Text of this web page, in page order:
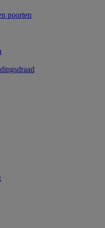
poorten